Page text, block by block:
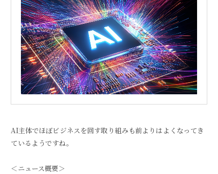
AI主体でほぼビジネスを回す取り組みも前よりはよくなってき
ているようですね。
＜ニュース概要＞